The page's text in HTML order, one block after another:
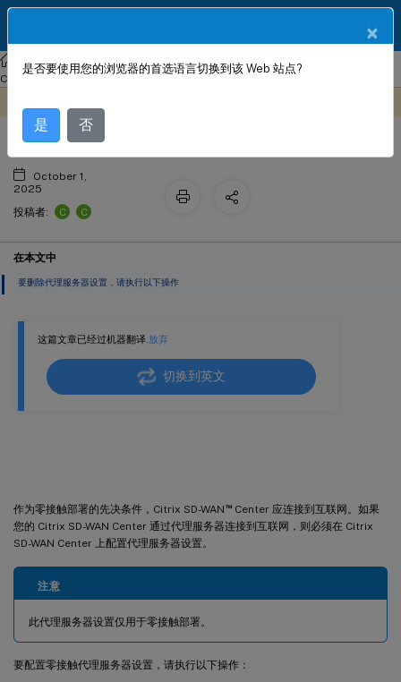
Citrix SD-WAN Center Citrix SD-WANCenter
Citrix SD-WAN
Center 11.1
这篇文章已经过机器翻译.放弃
切换到英文
作为零接触部署的先决条件，Citrix SD-WAN ™Center 应连接到互联网。如果
您的 Citrix SD-WAN Center 通过代理服务器连接到互联网，则必须在 Citrix
SD-WAN Center 上配置代理服务器设置。
注意
此代理服务器设置仅用于零接触部署。
要配置零接触代理服务器设置，请执行以下操作：
零接触部署的代理服务器设置
October 1,
2025
投稿者:
C C
在本文中
要删除代理服务器设置，请执行以下操作
×
是否要使用您的浏览器的首选语言切换到该 Web 站点?
是 否